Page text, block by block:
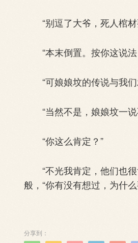
“别逗了大爷，死人棺材
“本末倒置。按你这说法
“可娘娘坟的传说与我们
“当然不是，娘娘坟一说
“你这么肯定？”
“不光我肯定，他们也很
般，“你有没有想过，为什
分享到：